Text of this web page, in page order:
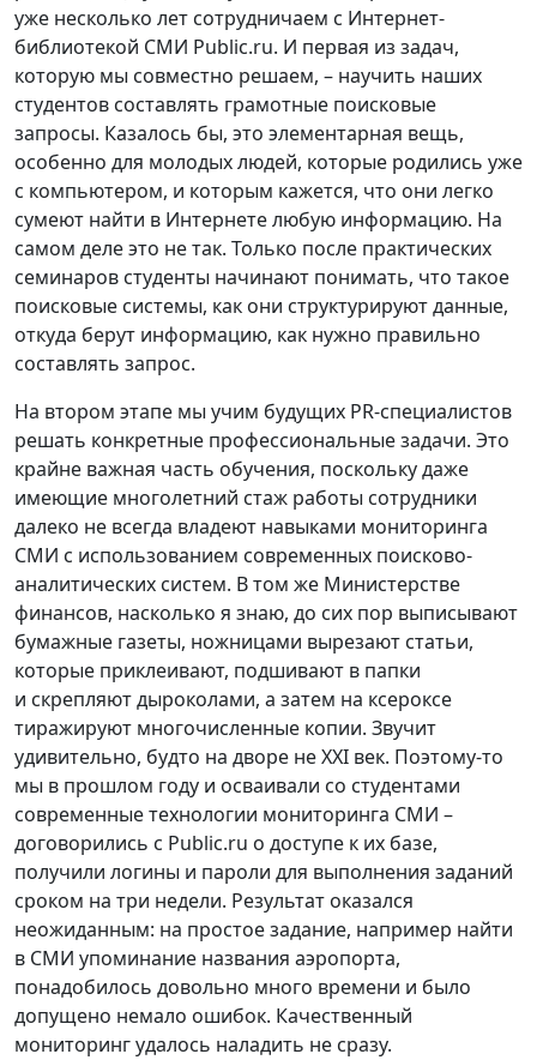
уже несколько лет сотрудничаем с Интернет-
библиотекой СМИ Public.ru. И первая из задач,
которую мы совместно решаем, – научить наших
студентов составлять грамотные поисковые
запросы. Казалось бы, это элементарная вещь,
особенно для молодых людей, которые родились уже
с компьютером, и которым кажется, что они легко
сумеют найти в Интернете любую информацию. На
самом деле это не так. Только после практических
семинаров студенты начинают понимать, что такое
поисковые системы, как они структурируют данные,
откуда берут информацию, как нужно правильно
составлять запрос.
На втором этапе мы учим будущих PR-специалистов
решать конкретные профессиональные задачи. Это
крайне важная часть обучения, поскольку даже
имеющие многолетний стаж работы сотрудники
далеко не всегда владеют навыками мониторинга
СМИ с использованием современных поисково-
аналитических систем. В том же Министерстве
финансов, насколько я знаю, до сих пор выписывают
бумажные газеты, ножницами вырезают статьи,
которые приклеивают, подшивают в папки
и скрепляют дыроколами, а затем на ксероксе
тиражируют многочисленные копии. Звучит
удивительно, будто на дворе не XXI век. Поэтому-то
мы в прошлом году и осваивали со студентами
современные технологии мониторинга СМИ –
договорились с Public.ru о доступе к их базе,
получили логины и пароли для выполнения заданий
сроком на три недели. Результат оказался
неожиданным: на простое задание, например найти
в СМИ упоминание названия аэропорта,
понадобилось довольно много времени и было
допущено немало ошибок. Качественный
мониторинг удалось наладить не сразу.